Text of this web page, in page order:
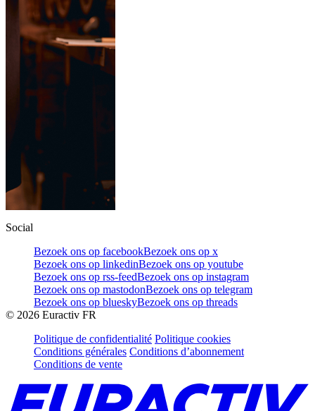
Social
Bezoek ons op facebookBezoek ons op x
Bezoek ons op linkedinBezoek ons op youtube
Bezoek ons op rss-feedBezoek ons op instagram
Bezoek ons op mastodonBezoek ons op telegram
Bezoek ons op blueskyBezoek ons op threads
© 2026 Euractiv FR
Politique de confidentialité Politique cookies
Conditions générales Conditions d’abonnement
Conditions de vente